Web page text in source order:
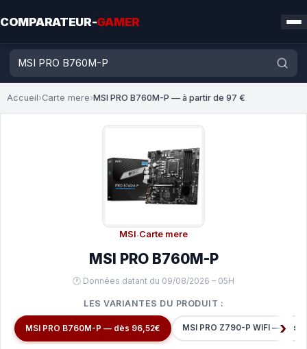
COMPARATEUR-GAMER
Accueil›Carte mere›MSI PRO B760M-P — à partir de 97 €
MSI·Carte mere
MSI PRO B760M-P
🕐 Données datant du 09/08/2026 – 05H
LES VARIANTES DU PRODUIT :
MSI PRO B760M-P — dès 96,52€ MSI PRO Z790-P WIFI — dès